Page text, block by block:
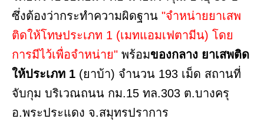
ซึ่งต้องว่ากระทำความผิดฐาน "จำหน่ายยาเสพ
ติดให้โทษประเภท 1 (เมทแอมเฟตามีน) โดย
การมีไว้เพื่อจำหน่าย" พร้อมของกลาง ยาเสพติด
ให้ประเภท 1 (ยาบ้า) จำนวน 193 เม็ด สถานที่
จับกุม บริเวณถนน กม.15 ทล.303 ต.บางครุ
อ.พระประแดง จ.สมุทรปราการ